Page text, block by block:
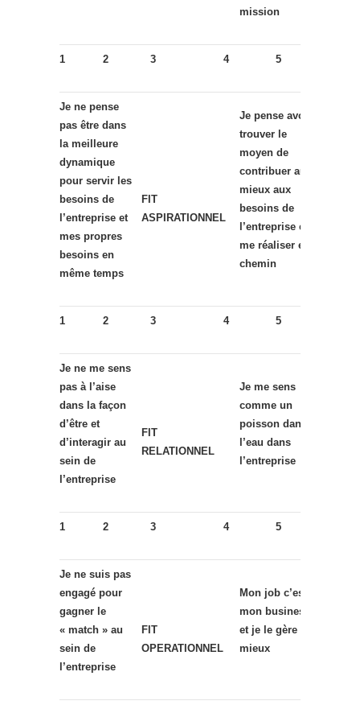
mission
1 2 3 4 5
Je ne pense
pas être dans
la meilleure
dynamique
pour servir les
besoins de
l’entreprise et
mes propres
besoins en
même temps
FIT
ASPIRATIONNEL
Je pense avoir
trouver le
moyen de
contribuer au
mieux aux
besoins de
l’entreprise et
me réaliser en
chemin
1 2 3 4 5
Je ne me sens
pas à l’aise
dans la façon
d’être et
d’interagir au
sein de
l’entreprise
FIT
RELATIONNEL
Je me sens
comme un
poisson dans
l’eau dans
l’entreprise
1 2 3 4 5
Je ne suis pas
engagé pour
gagner le
« match » au
sein de
l’entreprise
FIT
OPERATIONNEL
Mon job c’est
mon business
et je le gère au
mieux